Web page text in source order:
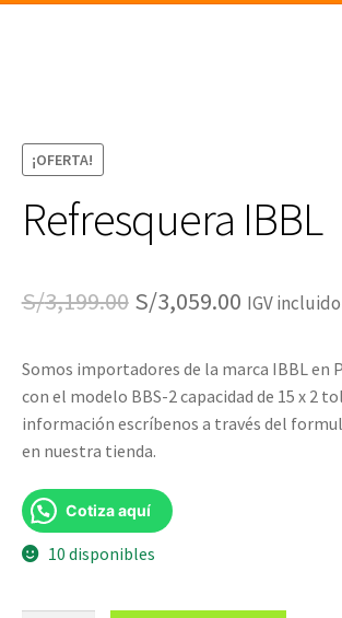
¡OFERTA!
Refresquera IBBL
S/3,199.00 El
original
era:
S/3,199.00.
S/3,059.00El
actual
es:
IGV incluido
Somos importadores de la marca IBBL en
con el modelo BBS-2 capacidad de 15 x 2
información escríbenos a través del
en nuestra tienda.
Cotiza aquí
10 disponibles